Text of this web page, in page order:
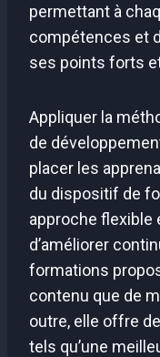
permettant à
compétences et
ses points forts
Appliquer la
de
placer les
du dispositif de
approche flexible
d’améliorer
formations
contenu que de
outre, elle offre
tels qu’une